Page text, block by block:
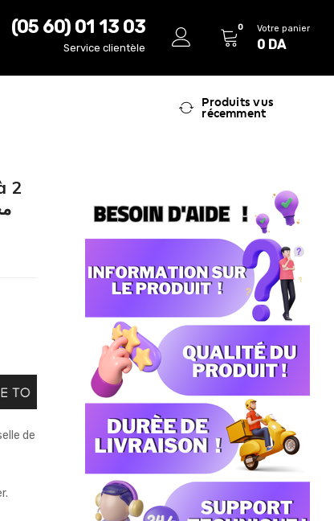
(05 60) 01 13 03
Service clientèle
0 Votre panier
0 DA
Produits vus
récemment
2
de